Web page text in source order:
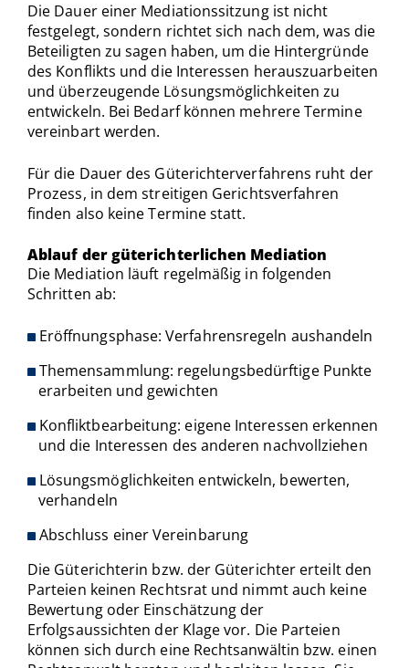
Die Dauer einer Mediationssitzung ist nicht
festgelegt, sondern richtet sich nach dem, was die
Beteiligten zu sagen haben, um die Hintergründe
des Konflikts und die Interessen herauszuarbeiten
und überzeugende Lösungsmöglichkeiten zu
entwickeln. Bei Bedarf können mehrere Termine
vereinbart werden.
Für die Dauer des Güterichterverfahrens ruht der
Prozess, in dem streitigen Gerichtsverfahren
finden also keine Termine statt.
Ablauf der güterichterlichen Mediation
Die Mediation läuft regelmäßig in folgenden
Schritten ab:
Eröffnungsphase: Verfahrensregeln aushandeln
Themensammlung: regelungsbedürftige Punkte
erarbeiten und gewichten
Konfliktbearbeitung: eigene Interessen erkennen
und die Interessen des anderen nachvollziehen
Lösungsmöglichkeiten entwickeln, bewerten,
verhandeln
Abschluss einer Vereinbarung
Die Güterichterin bzw. der Güterichter erteilt den
Parteien keinen Rechtsrat und nimmt auch keine
Bewertung oder Einschätzung der
Erfolgsaussichten der Klage vor. Die Parteien
können sich durch eine Rechtsanwältin bzw. einen